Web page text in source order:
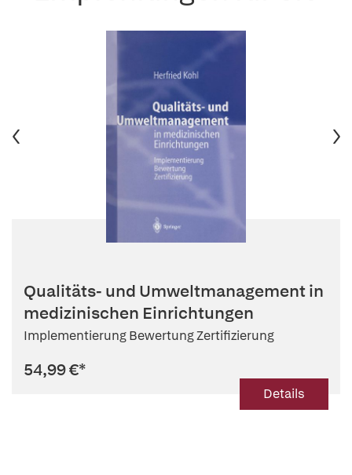
Qualitäts- und Umweltmanagement in
medizinischen Einrichtungen
Implementierung Bewertung Zertifizierung
54,99 €*
Details